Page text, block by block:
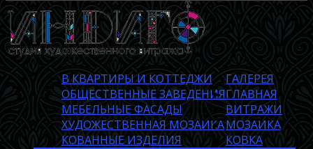
ГАЛЕРЕЯ
В КВАРТИРЫ И КОТТЕДЖИ
ОБЩЕСТВЕННЫЕ ЗАВЕДЕНИЯ
МЕБЕЛЬНЫЕ ФАСАДЫ
ХУДОЖЕСТВЕННАЯ МОЗАИКА
КОВАННЫЕ ИЗДЕЛИЯ
ГЛАВНАЯ
ВИТРАЖИ
МОЗАИКА
КОВКА